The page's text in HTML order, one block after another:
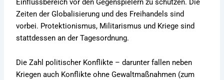
Zeiten der Globalisierung und des Freihandels sind
vorbei. Protektionismus, Militarismus und Kriege sind
stattdessen an der Tagesordnung.
Die Zahl politischer Konflikte – darunter fallen neben
Kriegen auch Konflikte ohne Gewaltmaßnahmen (zum